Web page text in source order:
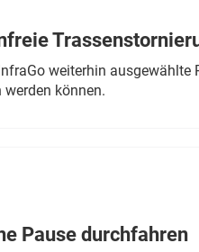
weiterhin
können.
Pause durchfahren